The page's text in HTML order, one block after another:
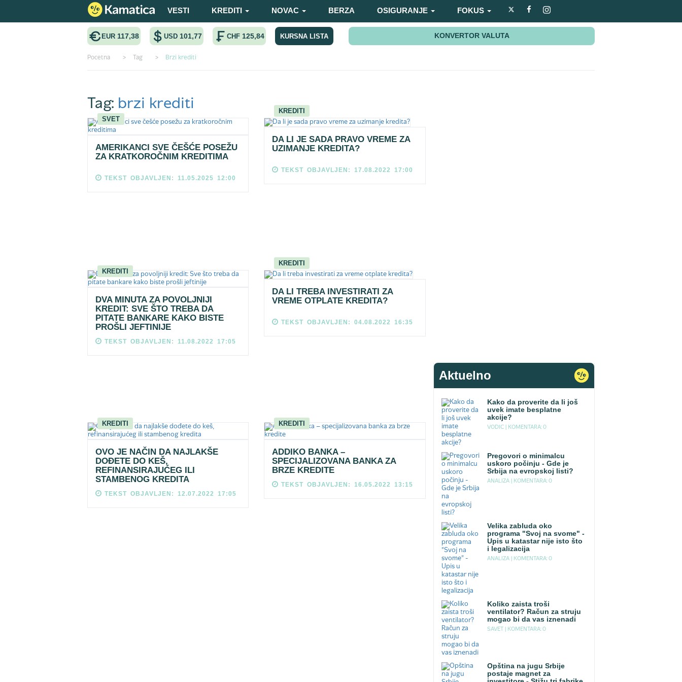
VESTI KREDITI NOVAC BERZA OSIGURANJE FOKUS
EUR 117,38 USD 101,77 CHF 125,84 KURSNA LISTA KONVERTOR VALUTA
Pocetna > Tag > Brzi krediti
Tag: brzi krediti
SVET
AMERIKANCI SVE ČEŠĆE POSEŽU
ZA KRATKOROČNIM KREDITIMA
TEKST OBJAVLJEN: 11.05.2025 12:00
KREDITI
DA LI JE SADA PRAVO VREME ZA
UZIMANJE KREDITA?
TEKST OBJAVLJEN: 17.08.2022 17:00
KREDITI
DVA MINUTA ZA POVOLJNIJI
KREDIT: SVE ŠTO TREBA DA
PITATE BANKARE KAKO BISTE
PROŠLI JEFTINIJE
TEKST OBJAVLJEN: 11.08.2022 17:05
KREDITI
DA LI TREBA INVESTIRATI ZA
VREME OTPLATE KREDITA?
TEKST OBJAVLJEN: 04.08.2022 16:35
KREDITI
OVO JE NAČIN DA NAJLAKŠE
DOĐETE DO KEŠ,
REFINANSIRAJUĆEG ILI
STAMBENOG KREDITA
TEKST OBJAVLJEN: 12.07.2022 17:05
KREDITI
ADDIKO BANKA –
SPECIJALIZOVANA BANKA ZA
BRZE KREDITE
TEKST OBJAVLJEN: 16.05.2022 13:15
Aktuelno
Kako da proverite da li još
uvek imate besplatne
akcije?
VODIC | KOMENTARA: 0
Pregovori o minimalcu
uskoro počinju - Gde je
Srbija na evropskoj listi?
ANALIZA | KOMENTARA: 0
Velika zabluda oko
programa "Svoj na svome" -
Upis u katastar nije isto što
i legalizacija
ANALIZA | KOMENTARA: 0
Koliko zaista troši
ventilator? Račun za struju
mogao bi da vas iznenadi
SAVET | KOMENTARA: 0
Opština na jugu Srbije
postaje magnet za